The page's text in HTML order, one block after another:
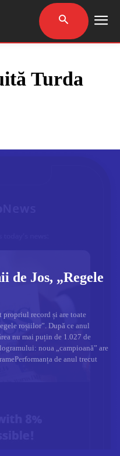
Turda
de Jos, „Regele
propriul record și are toate
roșiilor”. După ce anul
nu mai puțin de 1.027 de
noua „campioană” are
de anul trecut